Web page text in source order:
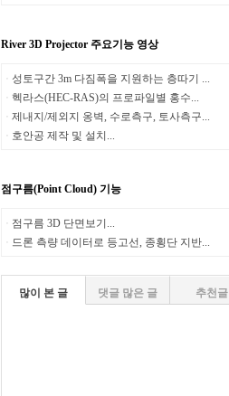
River 3D Projector 주요기능 영상
ㆍ 성토구간 3m 다짐폭을 지원하는 층따기 ...
ㆍ 헥라스(HEC-RAS)의 프로파일별 홍수...
ㆍ 제내지/제외지 옹벽, 수로측구, 토사측구...
ㆍ 호안공 제작 및 설치...
점구름(Point Cloud) 기능
ㆍ 점구름 3D 단면보기...
ㆍ 드론 측량 데이터로 등고선, 종횡단 지반...
많이 본 글 댓글 많은 글 추천글